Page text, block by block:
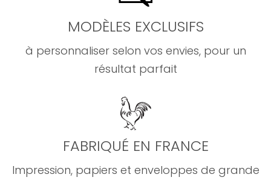
MODÈLES EXCLUSIFS
à personnaliser selon vos envies, pour un
résultat parfait
FABRIQUÉ EN FRANCE
Impression, papiers et enveloppes de grande